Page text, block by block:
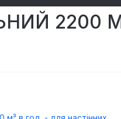
2200